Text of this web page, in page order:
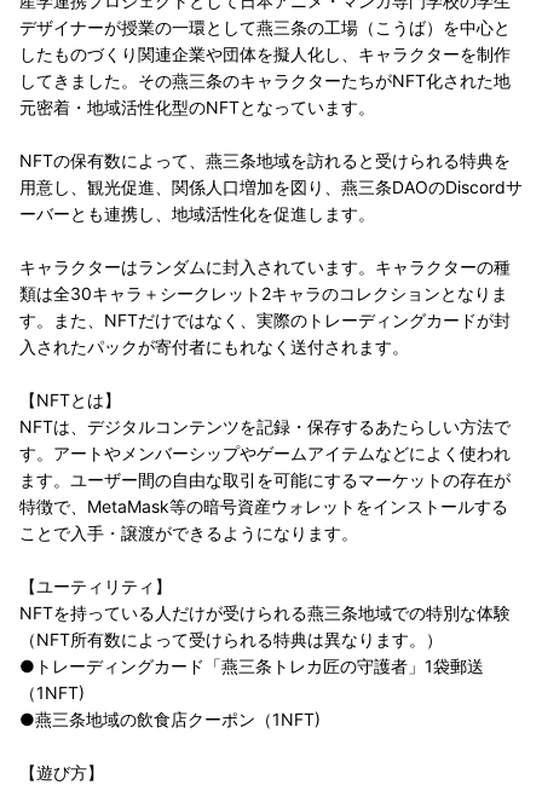
デザイナーが授業の一環として燕三条の工場（こうば）を中心と
したものづくり関連企業や団体を擬人化し、キャラクターを制作
してきました。その燕三条のキャラクターたちがNFT化された地
元密着・地域活性化型のNFTとなっています。
NFTの保有数によって、燕三条地域を訪れると受けられる特典を
用意し、観光促進、関係人口増加を図り、燕三条DAOのDiscordサ
ーバーとも連携し、地域活性化を促進します。
キャラクターはランダムに封入されています。キャラクターの種
類は全30キャラ＋シークレット2キャラのコレクションとなりま
す。また、NFTだけではなく、実際のトレーディングカードが封
入されたパックが寄付者にもれなく送付されます。
【NFTとは】
NFTは、デジタルコンテンツを記録・保存するあたらしい方法で
す。アートやメンバーシップやゲームアイテムなどによく使われ
ます。ユーザー間の自由な取引を可能にするマーケットの存在が
特徴で、MetaMask等の暗号資産ウォレットをインストールする
ことで入手・譲渡ができるようになります。
【ユーティリティ】
NFTを持っている人だけが受けられる燕三条地域での特別な体験
（NFT所有数によって受けられる特典は異なります。）
●トレーディングカード「燕三条トレカ匠の守護者」1袋郵送
（1NFT)
●燕三条地域の飲食店クーポン（1NFT)
【遊び方】